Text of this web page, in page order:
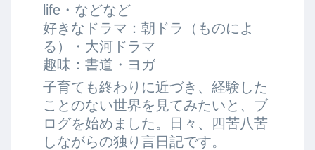
life・などなど
好きなドラマ：朝ドラ（ものによ
る）・大河ドラマ
趣味：書道・ヨガ
子育ても終わりに近づき、経験した
ことのない世界を見てみたいと、ブ
ログを始めました。日々、四苦八苦
しながらの独り言日記です。